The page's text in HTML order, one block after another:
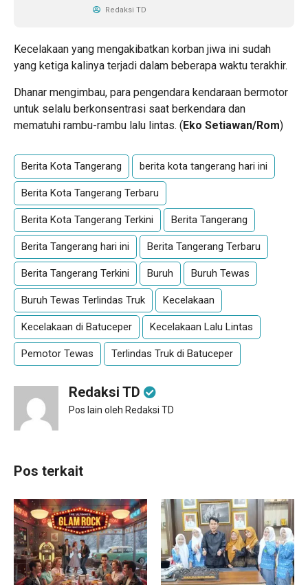
Redaksi TD
Kecelakaan yang mengakibatkan korban jiwa ini sudah
yang ketiga kalinya terjadi dalam beberapa waktu terakhir.
Dhanar mengimbau, para pengendara kendaraan bermotor
untuk selalu berkonsentrasi saat berkendara dan
mematuhi rambu-rambu lalu lintas. ( Eko Setiawan/Rom)
Berita Kota Tangerang berita kota tangerang hari ini
Berita Kota Tangerang Terbaru
Berita Kota Tangerang Terkini Berita Tangerang
Berita Tangerang hari ini Berita Tangerang Terbaru
Berita Tangerang Terkini Buruh Buruh Tewas
Buruh Tewas Terlindas Truk Kecelakaan
Kecelakaan di Batuceper Kecelakaan Lalu Lintas
Pemotor Tewas Terlindas Truk di Batuceper
Redaksi TD
Pos lain oleh Redaksi TD
Pos terkait